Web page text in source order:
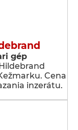
gép
Cena
inzerátu.